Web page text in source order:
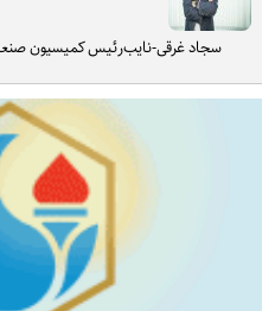
سجاد غرقی-نایب‌رئیس کمیسیون صنعت